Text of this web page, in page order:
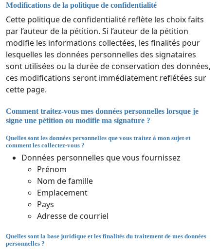
Modifications de la politique de confidentialité
Cette politique de confidentialité reflète les choix faits
par l’auteur de la pétition. Si l’auteur de la pétition
modifie les informations collectées, les finalités pour
lesquelles les données personnelles des signataires
sont utilisées ou la durée de conservation des données,
ces modifications seront immédiatement reflétées sur
cette page.
Comment traitez-vous mes données personnelles lorsque je
signe une pétition ou modifie ma signature ?
Quelles sont les données personnelles que vous traitez à mon sujet et
comment les collectez-vous ?
Données personnelles que vous fournissez
Prénom
Nom de famille
Emplacement
Pays
Adresse de courriel
Quelles sont la base juridique et les finalités du traitement de mes données
personnelles ?